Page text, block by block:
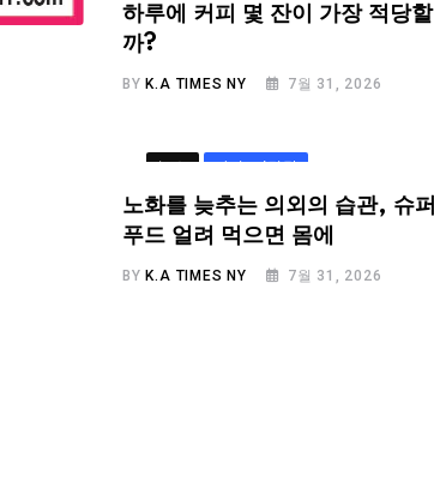
하루에 커피 몇 잔이 가장 적당할
까?
BY K.A TIMES NY 7월 31, 2026
뉴스 라이프/건강
노화를 늦추는 의외의 습관, 슈퍼
푸드 얼려 먹으면 몸에
BY K.A TIMES NY 7월 31, 2026